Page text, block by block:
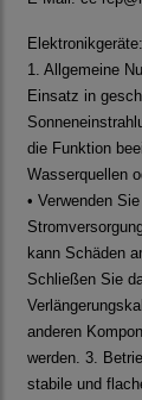
Elektronikgeräte:
1. Allgemeine
Einsatz in
die Funktion
Wasserquellen
• Verwenden
kann Schäden
Schließen Sie
anderen
werden. 3.
stabile und